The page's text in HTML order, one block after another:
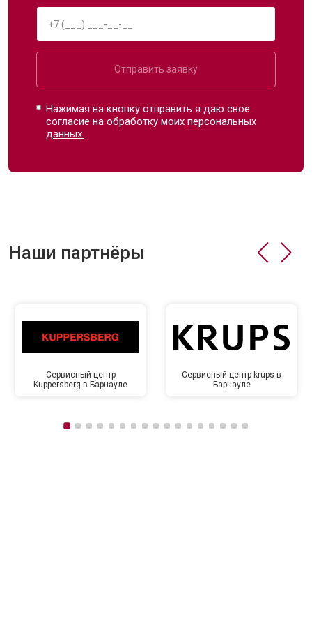
Отправить заявку
Нажимая на кнопку отправить я даю свое
согласие на обработку моихперсональных
данных.
Наши партнёры
Сервисный центр
Kuppersberg в Барнауле
Сервисный центр krups в
Барнауле